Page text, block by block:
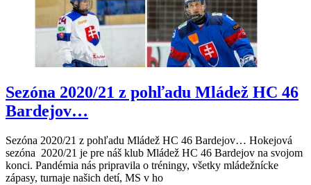
Sezóna 2020/21 z pohľadu Mládež HC 46
Bardejov…
Sezóna 2020/21 z pohľadu Mládež HC 46 Bardejov… Hokejová
sezóna 2020/21 je pre náš klub Mládež HC 46 Bardejov na svojom
konci. Pandémia nás pripravila o tréningy, všetky mládežnícke
zápasy, turnaje našich detí, MS v ho